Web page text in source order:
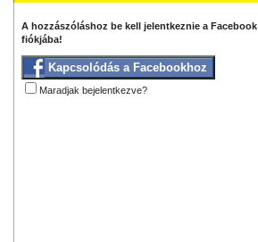
A hozzászóláshoz be kell jelentkeznie a Facebook
fiókjába!
Kapcsolódás a Facebookhoz
Maradjak bejelentkezve?